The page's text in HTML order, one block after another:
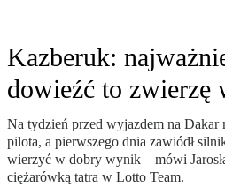
Kazberuk:
dowieźć to zwierzę
Na tydzień przed wyjazdem na Dakar
pilota, a pierwszego dnia zawiódł
wierzyć w dobry wynik – mówi
ciężarówką tatra w Lotto Team.